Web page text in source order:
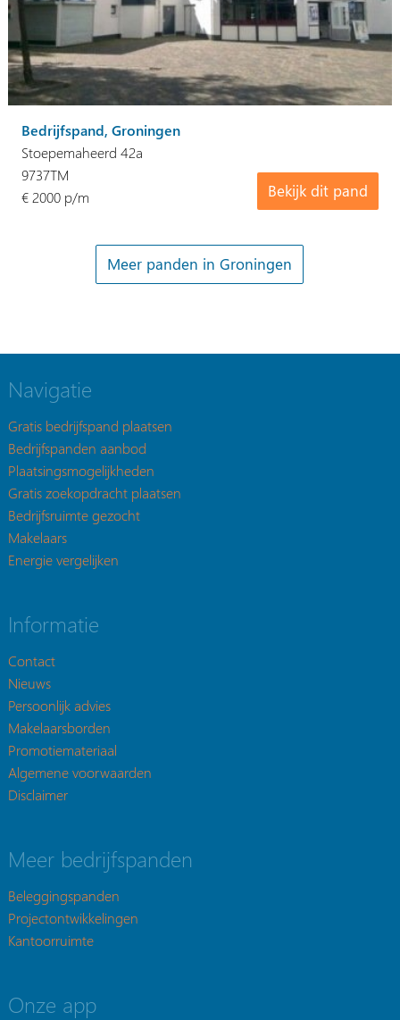
Bedrijfspand, Groningen
Stoepemaheerd 42a
Bekijk dit pand
9737TM
€ 2000 p/m
Meer panden in Groningen
Navigatie
Gratis bedrijfspand plaatsen
Bedrijfspanden aanbod
Plaatsingsmogelijkheden
Gratis zoekopdracht plaatsen
Bedrijfsruimte gezocht
Makelaars
Energie vergelijken
Informatie
Contact
Nieuws
Persoonlijk advies
Makelaarsborden
Promotiemateriaal
Algemene voorwaarden
Disclaimer
Meer bedrijfspanden
Beleggingspanden
Projectontwikkelingen
Kantoorruimte
Onze app